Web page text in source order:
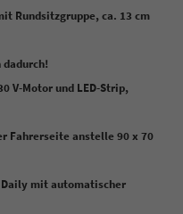
Rundsitzgruppe, ca. 13 cm
V-Motor und LED-Strip,
Fahrerseite anstelle 90 x 70
mit automatischer